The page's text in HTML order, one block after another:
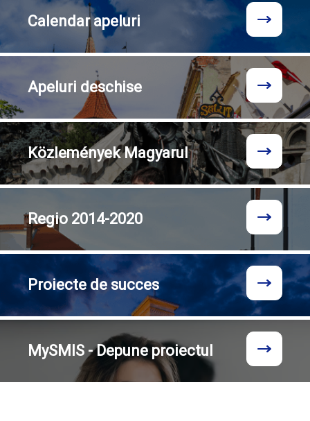
Calendarapeluri
Apeluri deschise
KözleményekMagyarul
Regio 2014-2020
Proiecte de succes
MySMIS - Depune proiectul